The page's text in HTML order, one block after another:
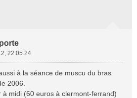
22:05:24
à la séance de muscu du bras
2006.
à midi (60 euros à clermont-ferrand)